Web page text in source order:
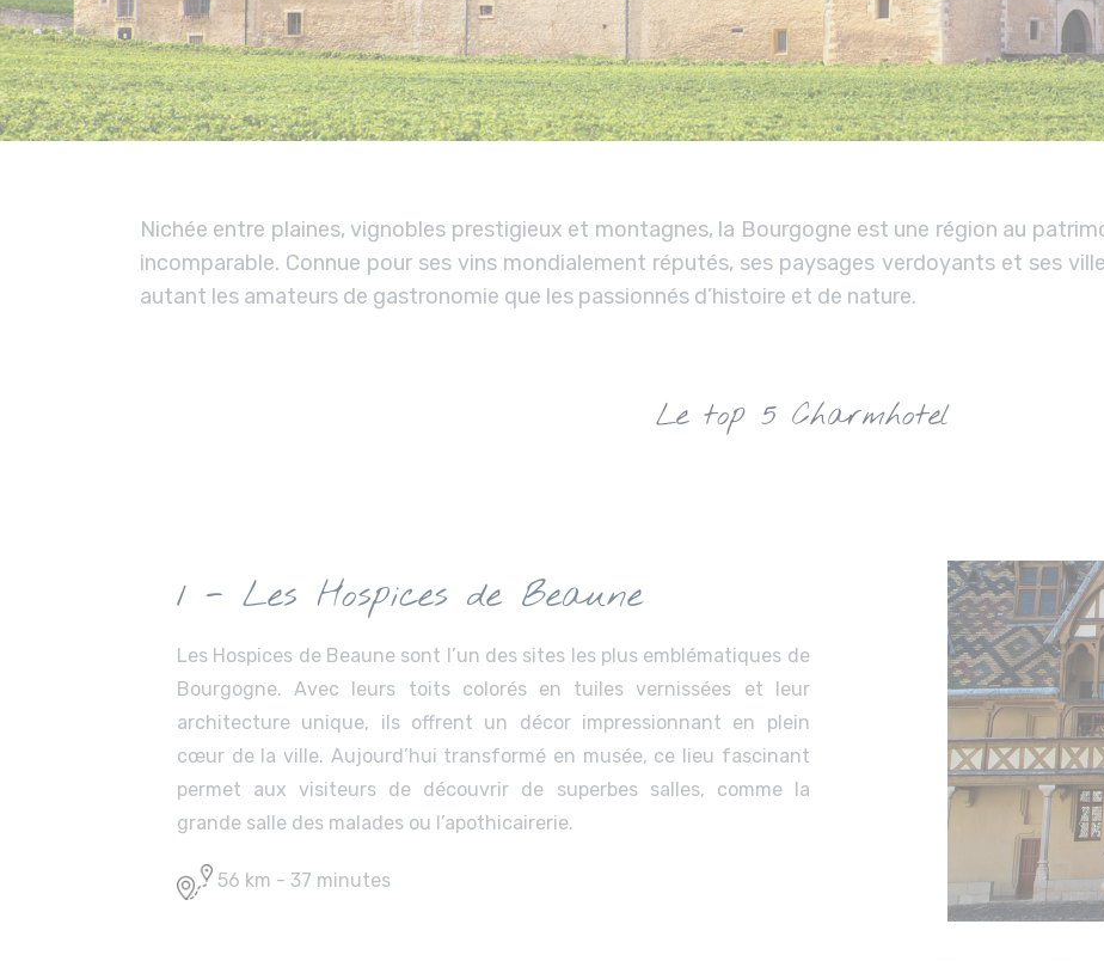
Nichée entre plaines, vignobles prestigieux et montagnes, la Bourgogne est une région au
incomparable. Connue pour ses vins mondialement réputés, ses paysages verdoyants et ses
autant les amateurs de gastronomie que les passionnés d’histoire et de nature.
Le top 5 Charmhotel
1 - Les Hospices de Beaune
Les Hospices de Beaune sont l’un des sites les plus emblématiques de
Bourgogne. Avec leurs toits colorés en tuiles vernissées et leur
architecture unique, ils offrent un décor impressionnant en plein
cœur de la ville. Aujourd’hui transformé en musée, ce lieu fascinant
permet aux visiteurs de découvrir de superbes salles, comme la
grande salle des malades ou l’apothicairerie.
56 km - 37 minutes